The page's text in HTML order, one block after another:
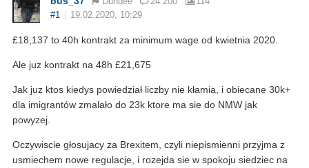
#1
19.02.2020, 10:29
£18,137 to 40h kontrakt za minimum wage od kwietnia 2020.
Ale juz kontrakt na 48h £21,675
Jak juz ktos kiedys powiedział liczby nie kłamia, i obiecane 30k+
dla imigrantów zmalało do 23k ktore ma sie do NMW jak
powyzej.
Oczywiscie głosujacy za Brexitem, czyli niepismienni przyjma z
usmiechem nowe regulacje, i rozejda sie w spokoju siedziec na